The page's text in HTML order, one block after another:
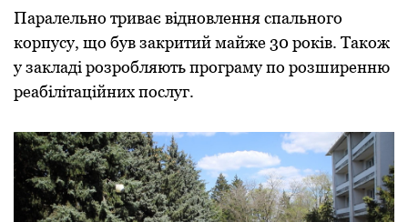
Паралельно триває відновлення спального
корпусу, що був закритий майже 30 років. Також
у закладі розробляють програму по розширенню
реабілітаційних послуг.